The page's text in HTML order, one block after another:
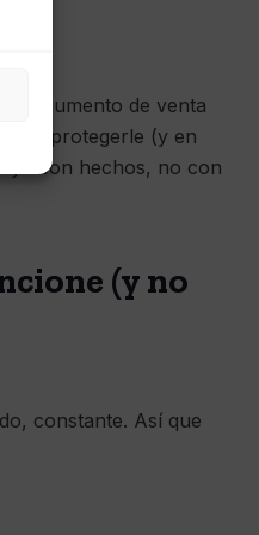
argumento de venta
en protegerle (y en
con hechos, no con
(y no
constante. Así que